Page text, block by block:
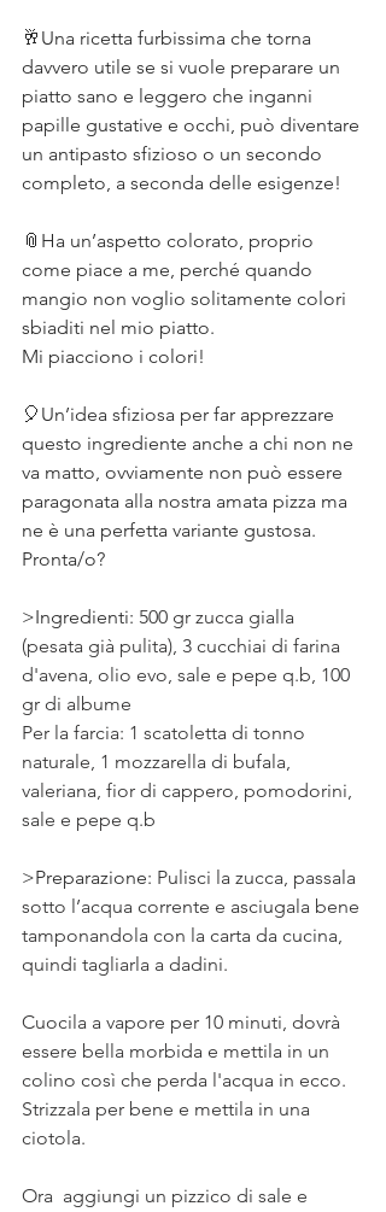
🥂Una ricetta furbissima che torna
davvero utile se si vuole preparare un
piatto sano e leggero che inganni
papille gustative e occhi, può diventare
un antipasto sfizioso o un secondo
completo, a seconda delle esigenze!⠀
📎Ha un’aspetto colorato, proprio
come piace a me, perché quando
mangio non voglio solitamente colori
sbiaditi nel mio piatto. ⠀
Mi piacciono i colori!⠀
🎈Un’idea sfiziosa per far apprezzare
questo ingrediente anche a chi non ne
va matto, ovviamente non può essere
paragonata alla nostra amata pizza ma
ne è una perfetta variante gustosa.
Pronta/o?
>Ingredienti: 500 gr zucca gialla
(pesata già pulita), 3 cucchiai di farina
d'avena, olio evo, sale e pepe q.b, 100
gr di albume
Per la farcia: 1 scatoletta di tonno
naturale, 1 mozzarella di bufala,
valeriana, fior di cappero, pomodorini,
sale e pepe q.b
>Preparazione: Pulisci la zucca, passala
sotto l’acqua corrente e asciugala bene
tamponandola con la carta da cucina,
quindi tagliarla a dadini.
Cuocila a vapore per 10 minuti, dovrà
essere bella morbida e mettila in un
colino così che perda l'acqua in ecco.
Strizzala per bene e mettila in una
ciotola.
Ora  aggiungi un pizzico di sale e